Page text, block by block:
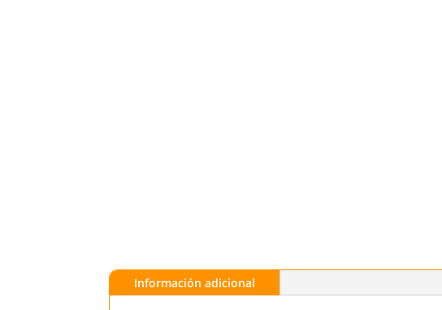
Información adicional